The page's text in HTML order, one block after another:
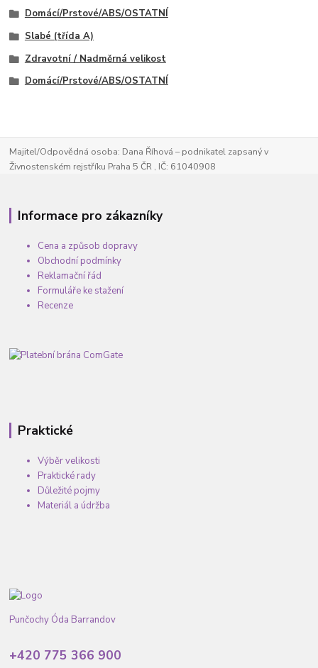
Domácí/Prstové/ABS/OSTATNÍ
Slabé (třída A)
Zdravotní / Nadměrná velikost
Domácí/Prstové/ABS/OSTATNÍ
Majitel/Odpovědná osoba: Dana Říhová – podnikatel zapsaný v
Živnostenském rejstříku Praha 5 ČR , IČ: 61040908
Informace pro zákazníky
Cena a způsob dopravy
Obchodní podmínky
Reklamační řád
Formuláře ke stažení
Recenze
Praktické
Výběr velikosti
Praktické rady
Důležité pojmy
Materiál a údržba
Punčochy Óda Barrandov
+420 775 366 900